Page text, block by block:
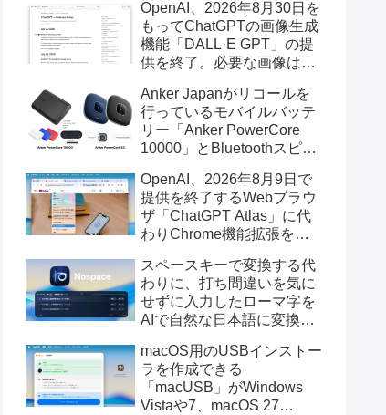
OpenAI、2026年8月30日を
もってChatGPTの画像生成
機能「DALL·E GPT」の提
供を終了。必要な画像は期
Anker Japanがリコールを
行っているモバイルバッテ
リー「Anker PowerCore
10000」とBluetoothスピー
辺を焼損する火災が6月に3
件発生していたそうなので
注意を。
OpenAI、2026年8月9日で
提供を終了するWebブラウ
ザ「ChatGPT Atlas」に代
わりChrome機能拡張をア
画の質問やAsk ChatGPT機
能を追加。
スペースキーで変換する代
わりに、打ち間違いを気に
せずに入力したローマ字を
AIで自然な日本語に変換し
力アプリ「Nospace」がリ
リース。
macOS用のUSBインストー
ラを作成できる
「macUSB」がWindows
Vistaや7、macOS 27